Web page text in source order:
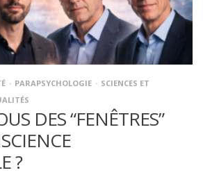
PARAPSYCHOLOGIE
SCIENCES ET
DES “FENÊTRES”
?